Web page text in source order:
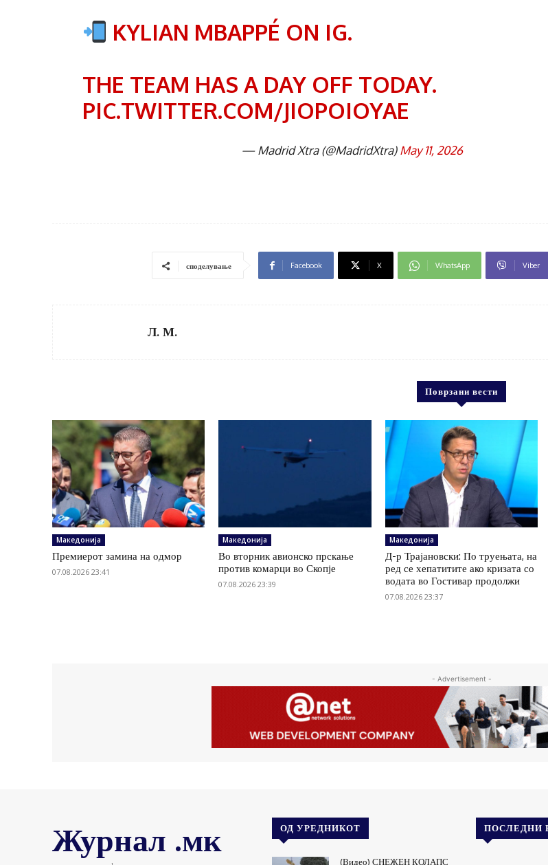
KYLIAN MBAPPÉ ON IG.
THE TEAM HAS A DAY OFF TODAY.
PIC.TWITTER.COM/JIOPOIOYAE
— Madrid Xtra (@MadridXtra)May 11, 2026
споделување Facebook X WhatsApp Viber
Л. М.
Поврзани вести
Македонија
Премиерот замина на одмор
07.08.2026 23:41
Македонија
Во вторник авионско прскање
против комарци во Скопје
07.08.2026 23:39
Македонија
Д-р Трајановски: По труењата, на
ред се хепатитите ако кризата со
водата во Гостивар продолжи
07.08.2026 23:37
- Advertisement -
Журнал .мк ОД УРЕДНИКОТ
(Видео) СНЕЖЕН КОЛАПС
ПОСЛЕДНИ